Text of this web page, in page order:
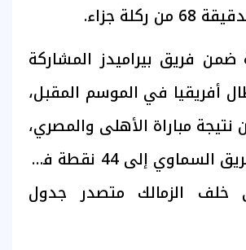
جزاء.
ضمن فريق بيراميدز المشاركة
أفريقيا في الموسم المقبل،
مباراة الأهلى والمصري،
حيث وصل الفريق السماوي إلى 44 نقطة في
خلف الزمالك متصدر جدول